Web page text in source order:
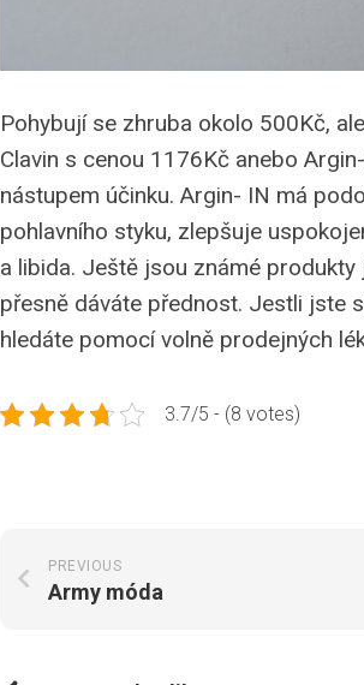
Pohybují se zhruba okolo 500Kč,
Clavin s cenou 1176Kč anebo
nástupem účinku. Argin- IN má
pohlavního styku, zlepšuje
a libida. Ještě jsou známé
přesně dáváte přednost. Jestli jste
hledáte pomocí volně prodejných
3.7/5 - (8 votes)
PREVIOUS
Army móda